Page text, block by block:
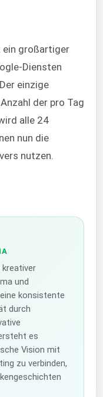
ein großartiger
Diensten
einzige
der pro Tag
alle 24
nun die
nutzen.
kreativer
und
konsistente
durch
es
Vision mit
zu verbinden,